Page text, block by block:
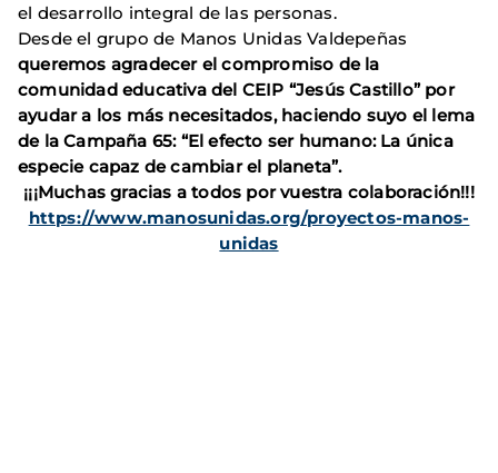
el desarrollo integral de las personas.
Desde el grupo de Manos Unidas Valdepeñas
queremos agradecer el compromiso de la
comunidad educativa del CEIP “Jesús Castillo” por
ayudar a los más necesitados, haciendo suyo el lema
de la Campaña 65: “El efecto ser humano: La única
especie capaz de cambiar el planeta”.
¡¡¡Muchas gracias a todos por vuestra colaboración!!!
https://www.manosunidas.org/proyectos-manos-
unidas